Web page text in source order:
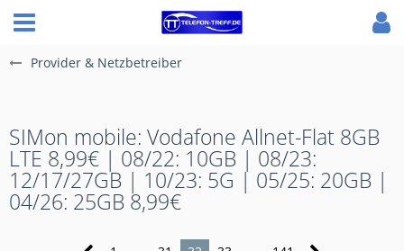
Provider & Netzbetreiber
SIMon mobile: Vodafone Allnet-Flat 8GB
LTE 8,99€ | 08/22: 10GB | 08/23:
12/17/27GB | 10/23: 5G | 05/25: 20GB |
04/26: 25GB 8,99€